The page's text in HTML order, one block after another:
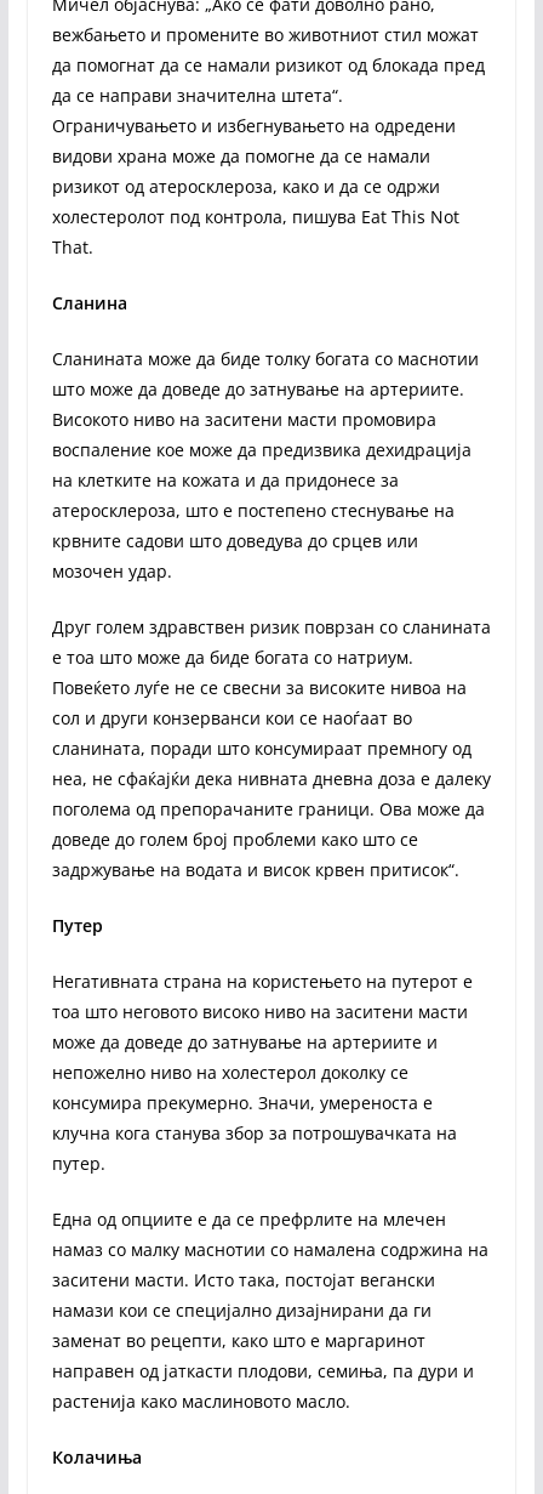
вежбањето и промените во животниот стил можат
да помогнат да се намали ризикот од блокада пред
да се направи значителна штета“.
Ограничувањето и избегнувањето на одредени
видови храна може да помогне да се намали
ризикот од атеросклероза, како и да се одржи
холестеролот под контрола, пишува Eat This Not
That.
Сланина
Сланината може да биде толку богата со маснотии
што може да доведе до затнување на артериите.
Високото ниво на заситени масти промовира
воспаление кое може да предизвика дехидрација
на клетките на кожата и да придонесе за
атеросклероза, што е постепено стеснување на
крвните садови што доведува до срцев или
мозочен удар.
Друг голем здравствен ризик поврзан со сланината
е тоа што може да биде богата со натриум.
Повеќето луѓе не се свесни за високите нивоа на
сол и други конзерванси кои се наоѓаат во
сланината, поради што консумираат премногу од
неа, не сфаќајќи дека нивната дневна доза е далеку
поголема од препорачаните граници. Ова може да
доведе до голем број проблеми како што се
задржување на водата и висок крвен притисок“.
Путер
Негативната страна на користењето на путерот е
тоа што неговото високо ниво на заситени масти
може да доведе до затнување на артериите и
непожелно ниво на холестерол доколку се
консумира прекумерно. Значи, умереноста е
клучна кога станува збор за потрошувачката на
путер.
Една од опциите е да се префрлите на млечен
намаз со малку маснотии со намалена содржина на
заситени масти. Исто така, постојат вегански
намази кои се специјално дизајнирани да ги
заменат во рецепти, како што е маргаринот
направен од јаткасти плодови, семиња, па дури и
растенија како маслиновото масло.
Колачиња